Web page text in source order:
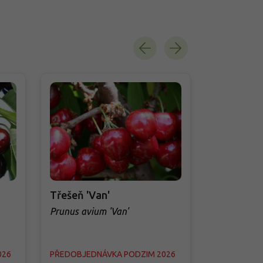
Třešeň 'Van'
Prunus avium 'Van'
PŘEDOBJEDNÁVKA PODZIM 2026